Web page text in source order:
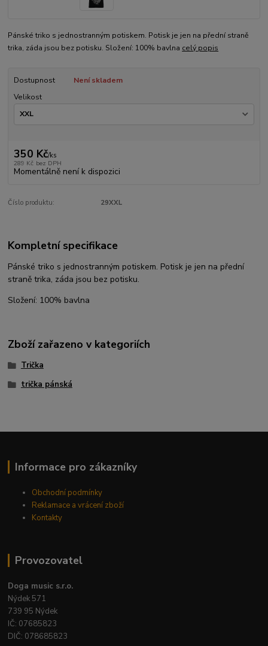
Pánské triko s jednostranným potiskem. Potisk je jen na přední straně
trika, záda jsou bez potisku. Složení: 100% bavlna celý popis
Dostupnost
Není skladem
Velikost
350 Kč/ks
289 Kč bez DPH
Momentálně není k dispozici
Číslo produktu: 29XXL
Kompletní specifikace
Pánské triko s jednostranným potiskem. Potisk je jen na přední
straně trika, záda jsou bez potisku.
Složení: 100% bavlna
Zboží zařazeno v kategoriích
Trička
trička pánská
Informace pro zákazníky
Obchodní podmínky
Reklamace a vrácení zboží
Kontakty
Provozovatel
Doga music s.r.o.
Nýdek 571
739 95 Nýdek
IČ: 07685823
DIČ: 078685823